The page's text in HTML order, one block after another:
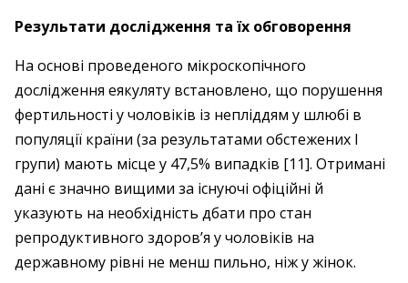
Результати дослідження та їх обговорення
На основі проведеного мікроскопічного
дослідження еякуляту встановлено, що порушення
фертильності у чоловіків із непліддям у шлюбі в
популяції країни (за результатами обстежених І
групи) мають місце у 47,5% випадків [11]. Отримані
дані є значно вищими за існуючі офіційні й
указують на необхідність дбати про стан
репродуктивного здоров’я у чоловіків на
державному рівні не менш пильно, ніж у жінок.